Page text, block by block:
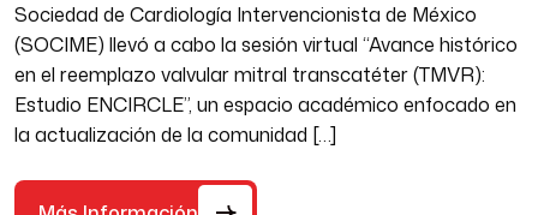
Sociedad de Cardiología Intervencionista de México
(SOCIME) llevó a cabo la sesión virtual “Avance histórico
en el reemplazo valvular mitral transcatéter (TMVR):
Estudio ENCIRCLE”, un espacio académico enfocado en
la actualización de la comunidad […]